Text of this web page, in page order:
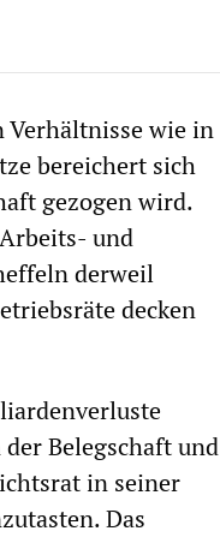
Verhältnisse wie in
bereichert sich
gezogen wird.
und
derweil
decken
Belegschaft und
in seiner
Das